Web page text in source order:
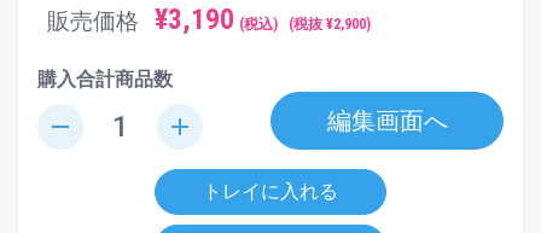
販売価格 ¥3,190 (税込) (税抜 ¥2,900)
購入合計商品数
remove add 編集画面へ
トレイに入れる